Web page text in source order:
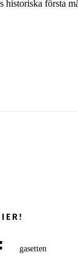
historiska första
gasetten